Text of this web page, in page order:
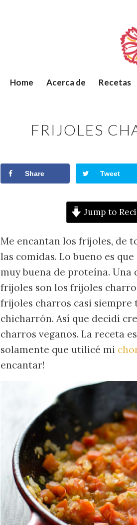
Home Acerca de Recetas
FRIJOLES
Share Tweet
Jump to
Me encantan los frijoles, de
las comidas. Lo bueno es
muy buena de proteína. Una
frijoles son los frijoles
frijoles charros casi siempre
chicharrón. Así que decidí
charros veganos. La receta
solamente que utilicé mi
encantar!